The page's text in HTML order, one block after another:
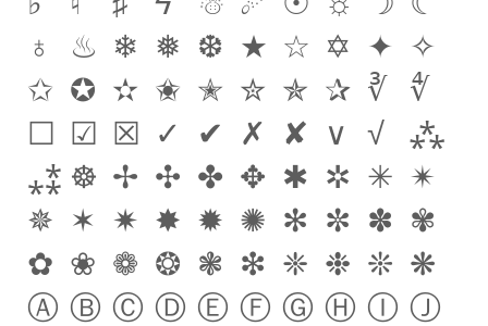
♁
♨ ❄ ❅ ❆ ★ ☆ ✡ ✦ ✧
✩ ✪ ✫ ✬ ✭ ✮ ✯ ✰ ∛
∜
☐ ☑ ☒ ✓ ✔ ✗ ✘ ∨ √
⁂
⁎⁑ ☸ ✢ ✣ ✤ ✥ ✱ ✲ ✳ ✴
✵ ✶ ✷ ✸ ✹ ✺ ✻ ✼ ✽ ✾
✿ ❀ ❁ ❂ ❃ ❇ ❈ ❉ ❊ ❋
Ⓐ Ⓑ Ⓒ Ⓓ Ⓔ Ⓕ Ⓖ Ⓗ Ⓘ Ⓙ